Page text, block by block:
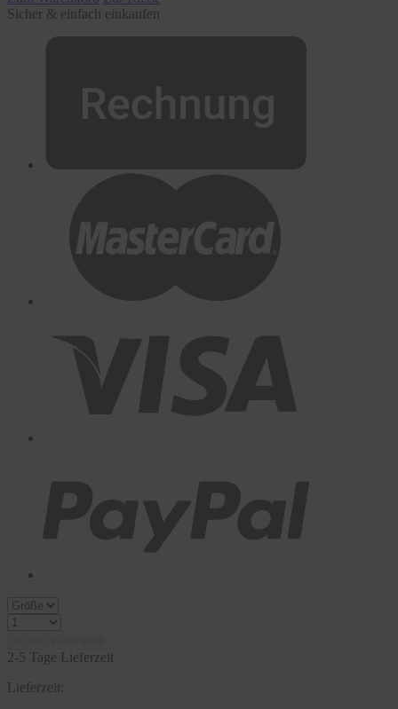
Sicher & einfach einkaufen
2-5 Tage Lieferzeit
Lieferzeit: